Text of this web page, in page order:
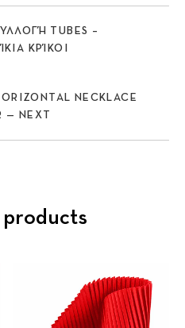
TUBES –
ΚΡΊΚΟΙ
NECKLACE
— NEXT
products